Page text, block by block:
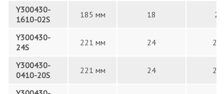
Y300430-
1610-02S
185 мм 18 2
Y300430-
24S
221 мм 24 24
Y300430-
0410-20S
221 мм 24 20